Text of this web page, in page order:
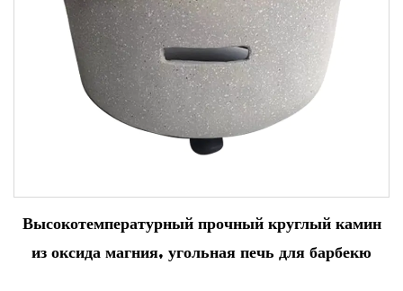
Высокотемпературный прочный круглый камин
из оксида магния, угольная печь для барбекю